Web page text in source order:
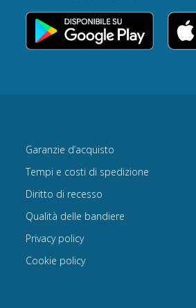
Garanzie d’acquisto
Tempi e costi di spedizione
Diritto di recesso
Qualità delle bandiere
Privacy policy
Cookie policy